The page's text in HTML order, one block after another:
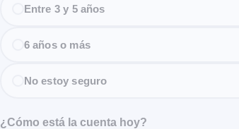
Entre 3 y 5 años
6 años o más
No estoy seguro
¿Cómo está la cuenta hoy?